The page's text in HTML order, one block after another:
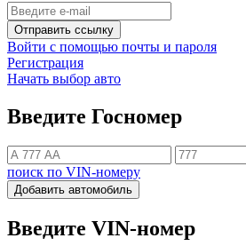
Отправить ссылку
Войти с помощью почты и пароля
Регистрация
Начать выбор авто
Введите Госномер
поиск по VIN-номеру
Добавить автомобиль
Введите VIN-номер